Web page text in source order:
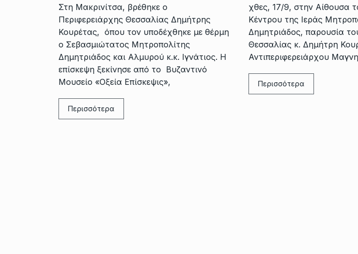
Στη Μακρινίτσα, βρέθηκε ο
Περιφερειάρχης Θεσσαλίας Δημήτρης
Κουρέτας, όπου τον υποδέχθηκε με θέρμη
ο Σεβασμιώτατος Μητροπολίτης
Δημητριάδος και Αλμυρού κ.κ. Ιγνάτιος. Η
επίσκεψη ξεκίνησε από το Βυζαντινό
Μουσείο «Οξεία Επίσκεψις»,
Περισσότερα
χθες, 17/9, στην Αίθουσα
Κέντρου της Ιεράς
Δημητριάδος, παρουσία
Θεσσαλίας κ. Δημήτρη
Αντιπεριφερειάρχου
Περισσότερα